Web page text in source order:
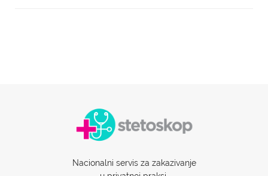
Nacionalni servis za zakazivanje